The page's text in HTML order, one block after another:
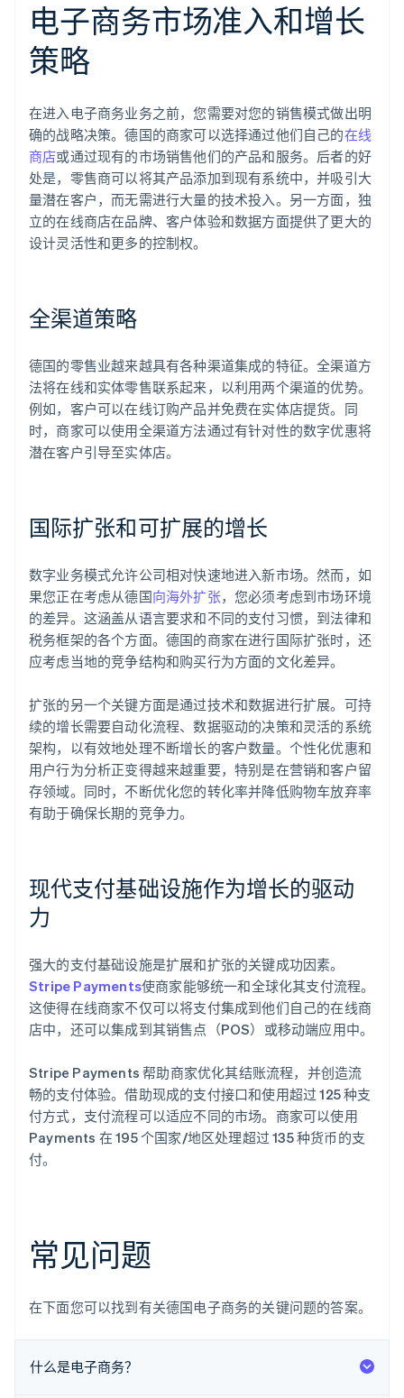
电子商务市场准入和增长
策略
在进入电子商务业务之前，您需要对您的销售模式做出明
确的战略决策。德国的商家可以选择通过他们自己的在线
商店或通过现有的市场销售他们的产品和服务。后者的好
处是，零售商可以将其产品添加到现有系统中，并吸引大
量潜在客户，而无需进行大量的技术投入。另一方面，独
立的在线商店在品牌、客户体验和数据方面提供了更大的
设计灵活性和更多的控制权。
全渠道策略
德国的零售业越来越具有各种渠道集成的特征。全渠道方
法将在线和实体零售联系起来，以利用两个渠道的优势。
例如，客户可以在线订购产品并免费在实体店提货。同
时，商家可以使用全渠道方法通过有针对性的数字优惠将
潜在客户引导至实体店。
国际扩张和可扩展的增长
数字业务模式允许公司相对快速地进入新市场。然而，如
果您正在考虑从德国向海外扩张，您必须考虑到市场环境
的差异。这涵盖从语言要求和不同的支付习惯，到法律和
税务框架的各个方面。德国的商家在进行国际扩张时，还
应考虑当地的竞争结构和购买行为方面的文化差异。
扩张的另一个关键方面是通过技术和数据进行扩展。可持
续的增长需要自动化流程、数据驱动的决策和灵活的系统
架构，以有效地处理不断增长的客户数量。个性化优惠和
用户行为分析正变得越来越重要，特别是在营销和客户留
存领域。同时，不断优化您的转化率并降低购物车放弃率
有助于确保长期的竞争力。
现代支付基础设施作为增长的驱动
力
强大的支付基础设施是扩展和扩张的关键成功因素。
Stripe Payments使商家能够统一和全球化其支付流程。
这使得在线商家不仅可以将支付集成到他们自己的在线商
店中，还可以集成到其销售点（POS）或移动端应用中。
Stripe Payments 帮助商家优化其结账流程，并创造流
畅的支付体验。借助现成的支付接口和使用超过 125 种支
付方式，支付流程可以适应不同的市场。商家可以使用
Payments 在 195 个国家/地区处理超过 135 种货币的支
付。
常见问题
在下面您可以找到有关德国电子商务的关键问题的答案。
什么是电子商务？